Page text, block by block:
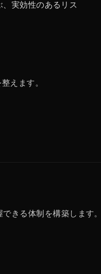
実効性のあるリス
えます。
きる体制を構築します。